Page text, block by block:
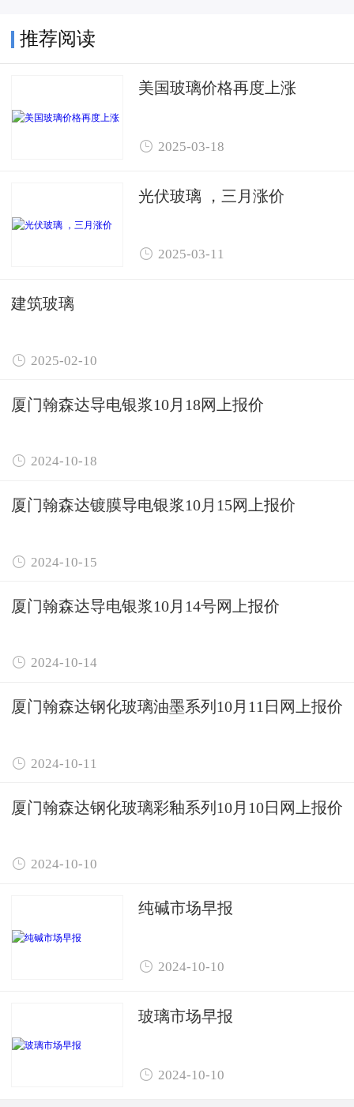
推荐阅读
美国玻璃价格再度上涨
 2025-03-18
光伏玻璃 ，三月涨价
 2025-03-11
建筑玻璃
 2025-02-10
厦门翰森达导电银浆10月18网上报价
 2024-10-18
厦门翰森达镀膜导电银浆10月15网上报价
 2024-10-15
厦门翰森达导电银浆10月14号网上报价
 2024-10-14
厦门翰森达钢化玻璃油墨系列10月11日网上报价
 2024-10-11
厦门翰森达钢化玻璃彩釉系列10月10日网上报价
 2024-10-10
纯碱市场早报
 2024-10-10
玻璃市场早报
 2024-10-10